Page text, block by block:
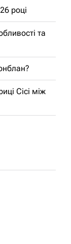
році
та
Сісі між